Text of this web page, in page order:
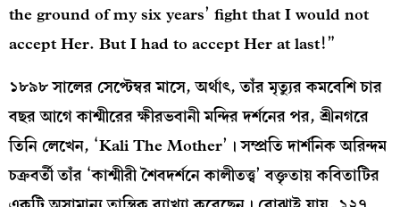
the ground of my six years’ fight that I would not
accept Her. But I had to accept Her at last!”
১৮৯৮ সালের সেপ্টেম্বর মাসে, অর্থাৎ, তাঁর মৃত্যুর কমবেশি চার
বছর আগে কাশ্মীরের ক্ষীরভবানী মন্দির দর্শনের পর, শ্রীনগরে
তিনি লেখেন, ‘Kali The Mother’। সম্প্রতি দার্শনিক অরিন্দম
চক্রবর্তী তাঁর ‘কাশ্মীরী শৈবদর্শনে কালীতত্ত্ব’ বক্তৃতায় কবিতাটির